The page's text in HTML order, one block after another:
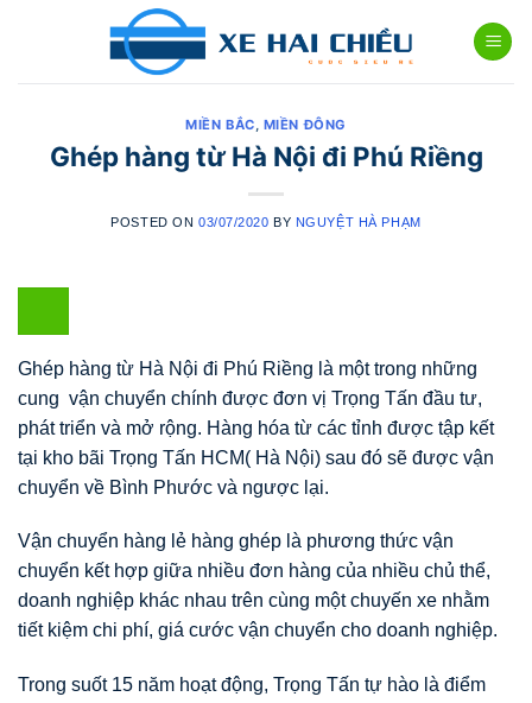
MIỀN BẮC, MIỀN ĐÔNG
Ghép hàng từ Hà Nội đi Phú Riềng
POSTED ON 03/07/2020 BY NGUYỆT HÀ PHẠM
Ghép hàng từ Hà Nội đi Phú Riềng là một trong những
cung vận chuyển chính được đơn vị Trọng Tấn đầu tư,
phát triển và mở rộng. Hàng hóa từ các tỉnh được tập kết
tại kho bãi Trọng Tấn HCM( Hà Nội) sau đó sẽ được vận
chuyển về Bình Phước và ngược lại.
Vận chuyển hàng lẻ hàng ghép là phương thức vận
chuyển kết hợp giữa nhiều đơn hàng của nhiều chủ thể,
doanh nghiệp khác nhau trên cùng một chuyến xe nhằm
tiết kiệm chi phí, giá cước vận chuyển cho doanh nghiệp.
Trong suốt 15 năm hoạt động, Trọng Tấn tự hào là điểm